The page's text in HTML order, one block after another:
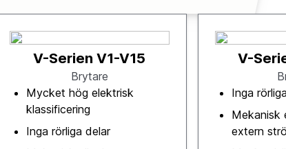
V-Serien V1-V15
Brytare
Mycket hög elektrisk
klassificering
Inga rörliga delar
V-
Inga
Mekanisk
extern